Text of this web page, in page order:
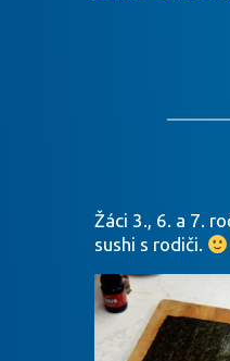
Žáci 3., 6. a 7.
sushi s rodiči.